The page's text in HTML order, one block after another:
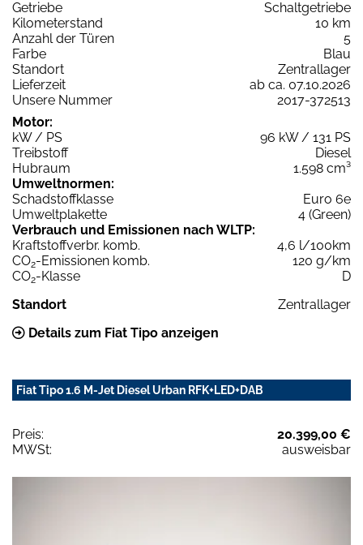
Getriebe
Schaltgetriebe
Kilometerstand
10 km
Anzahl der Türen
5
Farbe
Blau
Standort
Zentrallager
Lieferzeit
ab ca. 07.10.2026
Unsere Nummer
2017-372513
Motor:
kW / PS
96 kW / 131 PS
Treibstoff
Diesel
Hubraum
1.598 cm³
Umweltnormen:
Schadstoffklasse
Euro 6e
Umweltplakette
4 (Green)
Verbrauch und Emissionen nach WLTP:
Kraftstoffverbr. komb.
4,6 l/100km
CO2-Emissionen komb.
120 g/km
CO2-Klasse
D
Standort
Zentrallager
Details zum Fiat Tipo anzeigen
Fiat Tipo 1.6 M-Jet Diesel Urban RFK+LED+DAB
Preis:
20.399,00 €
MWSt:
ausweisbar